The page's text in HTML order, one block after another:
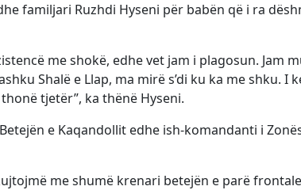
familjari Ruzhdi Hyseni për babën që i ra
me shokë, edhe vet jam i plagosun. Jam
Shalë e Llap, ma mirë s’di ku ka me shku. I
tjetër”, ka thënë Hyseni.
e Kaqandollit edhe ish-komandanti i
me shumë krenari betejën e parë